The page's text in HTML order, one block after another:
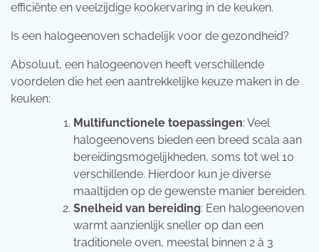
efficiënte en veelzijdige kookervaring in de keuken.
Is een halogeenoven schadelijk voor de gezondheid?
Absoluut, een halogeenoven heeft verschillende
voordelen die het een aantrekkelijke keuze maken in de
keuken:
Multifunctionele toepassingen: Veel
halogeenovens bieden een breed scala aan
bereidingsmogelijkheden, soms tot wel 10
verschillende. Hierdoor kun je diverse
maaltijden op de gewenste manier bereiden.
Snelheid van bereiding: Een halogeenoven
warmt aanzienlijk sneller op dan een
traditionele oven, meestal binnen 2 à 3